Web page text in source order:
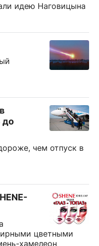
идею Наговицына
до
чем отпуск в
цветными
хамелеон